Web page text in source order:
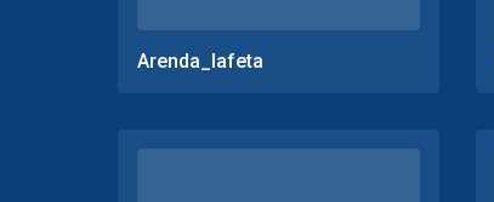
Arenda_lafeta